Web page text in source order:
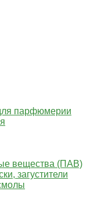
парфюмерии
вещества (ПАВ)
загустители